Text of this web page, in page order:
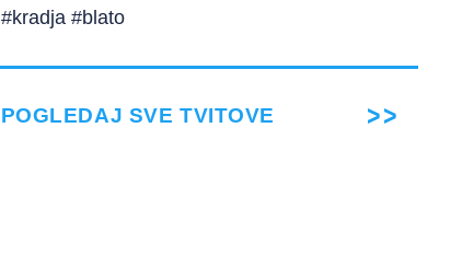
#kradja #blato
POGLEDAJ SVE TVITOVE